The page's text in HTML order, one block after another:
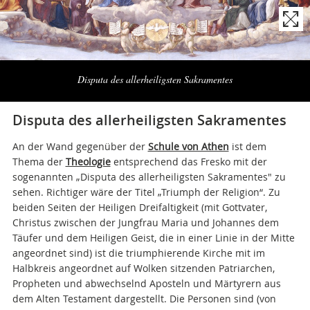
Disputa des allerheiligsten Sakramentes
Naviga
Disputa des allerheiligsten Sakramentes
An der Wand gegenüber der Schule von Athen ist dem
Thema der Theologieentsprechend das Fresko mit der
sogenannten „Disputa des allerheiligsten Sakramentes" zu
sehen. Richtiger wäre der Titel „Triumph der Religion“. Zu
beiden Seiten der Heiligen Dreifaltigkeit (mit Gottvater,
Christus zwischen der Jungfrau Maria und Johannes dem
Täufer und dem Heiligen Geist, die in einer Linie in der Mitte
angeordnet sind) ist die triumphierende Kirche mit im
Halbkreis angeordnet auf Wolken sitzenden Patriarchen,
Propheten und abwechselnd Aposteln und Märtyrern aus
dem Alten Testament dargestellt. Die Personen sind (von